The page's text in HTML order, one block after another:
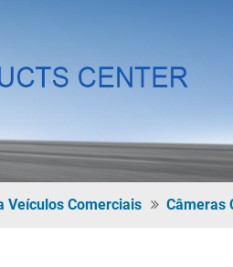
Veículos Comerciais Câmeras